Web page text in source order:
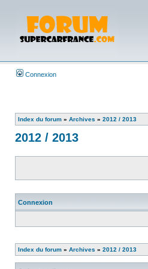
Connexion
Index du forum » Archives » 2012 / 2013
2012 / 2013
Connexion
Index du forum » Archives » 2012 / 2013